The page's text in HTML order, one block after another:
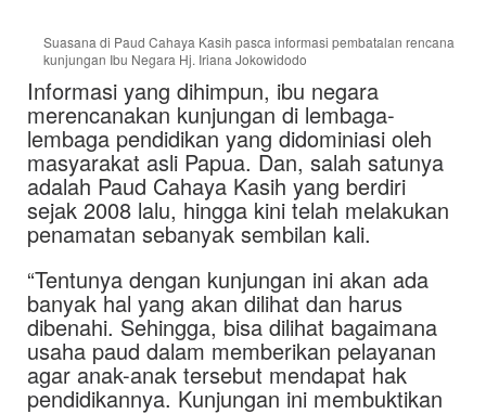
Suasana di Paud Cahaya Kasih pasca informasi pembatalan rencana
kunjungan Ibu Negara Hj. Iriana Jokowidodo
Informasi yang dihimpun, ibu negara
merencanakan kunjungan di lembaga-
lembaga pendidikan yang didominiasi oleh
masyarakat asli Papua. Dan, salah satunya
adalah Paud Cahaya Kasih yang berdiri
sejak 2008 lalu, hingga kini telah melakukan
penamatan sebanyak sembilan kali.
“Tentunya dengan kunjungan ini akan ada
banyak hal yang akan dilihat dan harus
dibenahi. Sehingga, bisa dilihat bagaimana
usaha paud dalam memberikan pelayanan
agar anak-anak tersebut mendapat hak
pendidikannya. Kunjungan ini membuktikan